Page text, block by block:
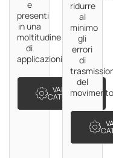
e
presenti
in una
moltitudine
di
applicazioni.
VAI ALLA
CATEGORIA
ridurre
al
minimo
gli
errori
di
del